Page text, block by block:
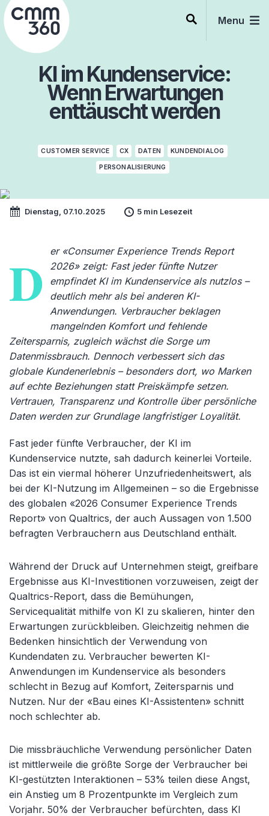
Skip
to
content
Menu
KI im Kundenservice:
Wenn Erwartungen
enttäuscht werden
CUSTOMER SERVICE CX DATEN KUNDENDIALOG
PERSONALISIERUNG
Dienstag, 07.10.2025 5 min Lesezeit
D
er «Consumer Experience Trends Report
2026» zeigt: Fast jeder fünfte Nutzer
empfindet KI im Kundenservice als nutzlos –
deutlich mehr als bei anderen KI-
Anwendungen. Verbraucher beklagen
mangelnden Komfort und fehlende
Zeitersparnis, zugleich wächst die Sorge um
Datenmissbrauch. Dennoch verbessert sich das
globale Kundenerlebnis – besonders dort, wo Marken
auf echte Beziehungen statt Preiskämpfe setzen.
Vertrauen, Transparenz und Kontrolle über persönliche
Daten werden zur Grundlage langfristiger Loyalität.
Fast jeder fünfte Verbraucher, der KI im
Kundenservice nutzte, sah dadurch keinerlei Vorteile.
Das ist ein viermal höherer Unzufriedenheitswert, als
bei der KI-Nutzung im Allgemeinen – so die Ergebnisse
des globalen «2026 Consumer Experience Trends
Report» von Qualtrics, der auch Aussagen von 1.500
befragten Verbrauchern aus Deutschland enthält.
Während der Druck auf Unternehmen steigt, greifbare
Ergebnisse aus KI-Investitionen vorzuweisen, zeigt der
Qualtrics-Report, dass die Bemühungen,
Servicequalität mithilfe von KI zu skalieren, hinter den
Erwartungen zurückbleiben. Gleichzeitig nehmen die
Bedenken hinsichtlich der Verwendung von
Kundendaten zu. Verbraucher bewerten KI-
Anwendungen im Kundenservice als besonders
schlecht in Bezug auf Komfort, Zeitersparnis und
Nutzen. Nur der «Bau eines KI-Assistenten» schnitt
noch schlechter ab.
Die missbräuchliche Verwendung persönlicher Daten
ist mittlerweile die größte Sorge der Verbraucher bei
KI-gestützten Interaktionen – 53% teilen diese Angst,
ein Anstieg um 8 Prozentpunkte im Vergleich zum
Vorjahr. 50% der Verbraucher befürchten, dass KI